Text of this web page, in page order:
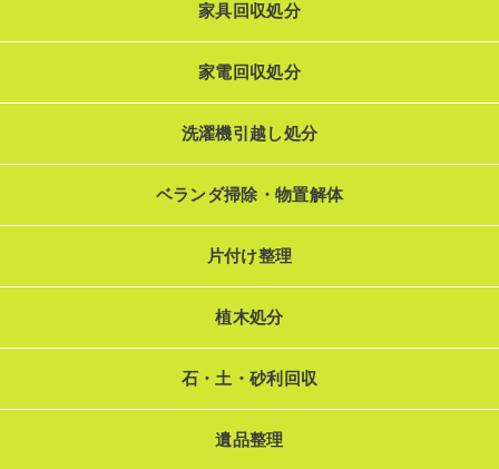
家具回収処分
家電回収処分
洗濯機引越し処分
ベランダ掃除・物置解体
片付け整理
植木処分
石・土・砂利回収
遺品整理